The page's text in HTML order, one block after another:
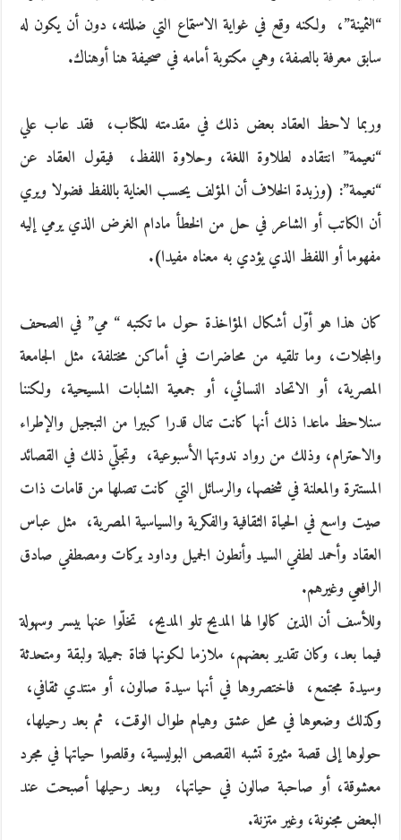
“‬الثمينة‮”‬، ‮ ‬ولكنه وقع في‮ ‬غواية الاستماع التي ضللته، دون أن‮ ‬يكون له
سابق معرفة بالصفة، وهي مكتوبة أمامه في صحيفة هنا أوهناك‮.‬
وربما لاحظ العقاد بعض ذلك في مقدمته للكتاب، ‮ ‬فقد عاب علي‮
“‬نعيمة‮” ‬انتقاده لطلاوة اللغة، وحلاوة اللفظ، ‮ ‬فيقول العقاد عن‮
“‬نعيمة‮”: (‬وزبدة الخلاف أن المؤلف‮ ‬يحسب العناية باللفظ فضولا ويري
أن الكاتب أو الشاعر في حل من الخطأ مادام الغرض الذي‮ ‬يرمي إليه
مفهوما أو اللفظ الذي‮ ‬يؤدي به معناه مفيدا‮).‬
كان هذا هو أوّل أشكال المؤاخذة حول ما تكتبه‮ “ ‬مي‮” ‬في الصحف
والمجلات، وما تلقيه من محاضرات في أماكن مختلفة، مثل الجامعة
المصرية، أو الاتحاد النسائي، أو جمعية الشابات المسيحية، ولكننا
سنلاحظ ماعدا ذلك أنها كانت تنال قدرا كبيرا من التبجيل والإطراء
والاحترام، وذلك من رواد ندوتها الأسبوعية، ‮ ‬وتجلّي ذلك في القصائد
المستترة والمعلنة في شخصها، والرسائل التي كانت تصلها من قامات ذات
صيت واسع في الحياة الثقافية والفكرية والسياسية المصرية، ‮ ‬مثل عباس
العقاد وأحمد لطفي السيد وأنطون الجميل وداود بركات ومصطفي صادق
الرافعي وغيرهم‮. ‬
وللأسف أن الذين كالوا لها المديح تلو المديح، ‮ ‬تخلّوا عنها بيسر وسهولة
فيما بعد، وكان تقدير بعضهم، ملازما لكونها فتاة جميلة ولبقة ومتحدثة
وسيدة مجتمع، ‮ ‬فاختصروها في أنها سيدة صالون، أو منتدي ثقافي، ‮
‬وكذلك وضعوها في محل عشق وهيام طوال الوقت، ‮ ‬ثم بعد رحيلها، ‮
‬حولوها إلى قصة مثيرة تشبه القصص البوليسية، وقلصوا حياتها في مجرد
معشوقة، أو صاحبة صالون في حياتها، ‮ ‬وبعد رحيلها أصبحت عند
البعض مجنونة، وغير متزنة‮.‬